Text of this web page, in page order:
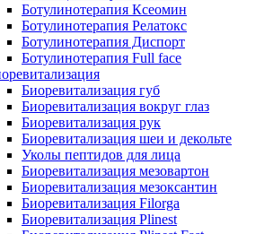
Ботулинотерапия Ксеомин
Ботулинотерапия Релатокс
Ботулинотерапия Диспорт
Ботулинотерапия Full face
Биоревитализация губ
Биоревитализация вокруг глаз
Биоревитализация рук
Биоревитализация шеи и декольте
Уколы пептидов для лица
Биоревитализация мезовартон
Биоревитализация мезоксантин
Биоревитализация Filorga
Биоревитализация Plinest